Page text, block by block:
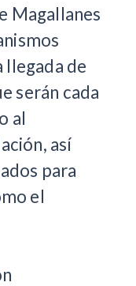
Magallanes
llegada de
serán cada
al
así
para
el